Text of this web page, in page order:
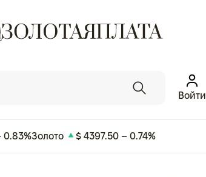
Войти
0.83%Золото $ 4397.50 – 0.74%